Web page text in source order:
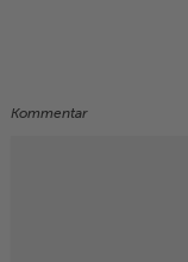
Kommentar